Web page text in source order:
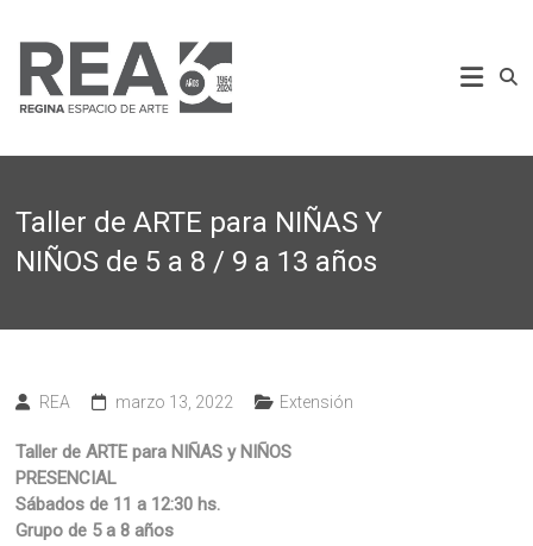
contenido
REA
Regina
Taller de ARTE para NIÑAS Y
NIÑOS de 5 a 8 / 9 a 13 años
REA marzo 13, 2022 Extensión
Taller de ARTE para NIÑAS y NIÑOS
PRESENCIAL
Sábados de 11 a 12:30 hs.
Grupo de 5 a 8 años